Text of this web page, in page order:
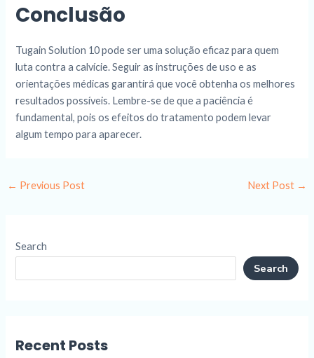
Conclusão
Tugain Solution 10 pode ser uma solução eficaz para quem
luta contra a calvície. Seguir as instruções de uso e as
orientações médicas garantirá que você obtenha os melhores
resultados possíveis. Lembre-se de que a paciência é
fundamental, pois os efeitos do tratamento podem levar
algum tempo para aparecer.
← Previous Post Next Post →
Search
Search
Recent Posts